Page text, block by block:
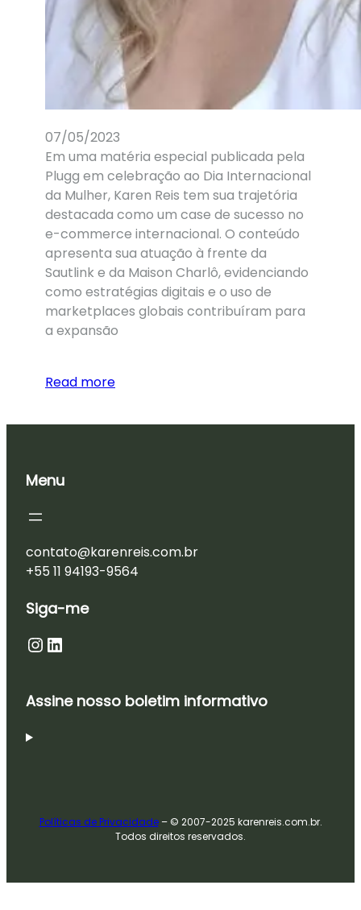
07/05/2023
Em uma matéria especial publicada pela
Plugg em celebração ao Dia Internacional
da Mulher, Karen Reis tem sua trajetória
destacada como um case de sucesso no
e-commerce internacional. O conteúdo
apresenta sua atuação à frente da
Sautlink e da Maison Charlô, evidenciando
como estratégias digitais e o uso de
marketplaces globais contribuíram para
a expansão
Read more
Menu
contato@karenreis.com.br
+55 11 94193-9564
Siga-me
InstagramLinkedIn
Assine nosso boletim informativo
Políticas de Privacidade– © 2007-2025 karenreis.com.br.
Todos direitos reservados.